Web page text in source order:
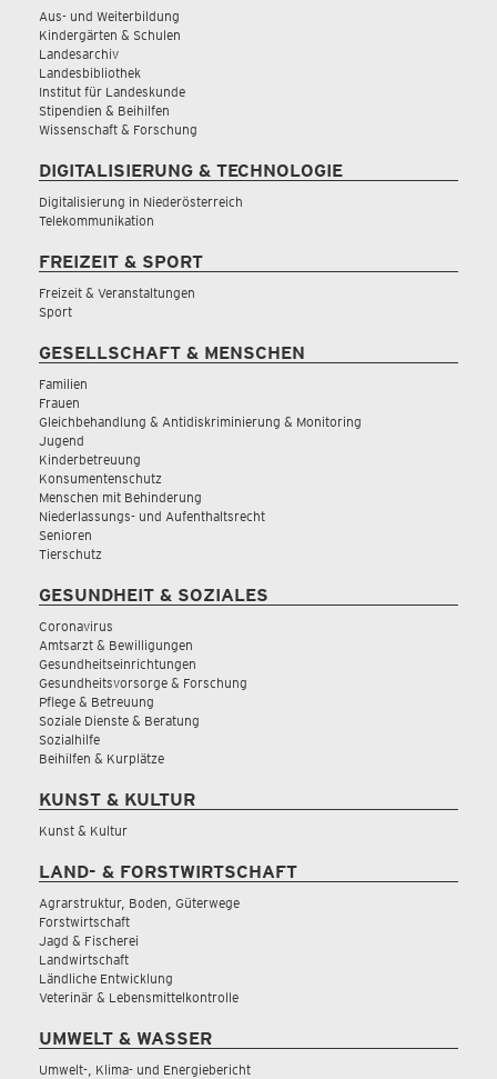
Aus- und Weiterbildung
Kindergärten & Schulen
Landesarchiv
Landesbibliothek
Institut für Landeskunde
Stipendien & Beihilfen
Wissenschaft & Forschung
DIGITALISIERUNG & TECHNOLOGIE
Digitalisierung in Niederösterreich
Telekommunikation
FREIZEIT & SPORT
Freizeit & Veranstaltungen
Sport
GESELLSCHAFT & MENSCHEN
Familien
Frauen
Gleichbehandlung & Antidiskriminierung & Monitoring
Jugend
Kinderbetreuung
Konsumentenschutz
Menschen mit Behinderung
Niederlassungs- und Aufenthaltsrecht
Senioren
Tierschutz
GESUNDHEIT & SOZIALES
Coronavirus
Amtsarzt & Bewilligungen
Gesundheitseinrichtungen
Gesundheitsvorsorge & Forschung
Pflege & Betreuung
Soziale Dienste & Beratung
Sozialhilfe
Beihilfen & Kurplätze
KUNST & KULTUR
Kunst & Kultur
LAND- & FORSTWIRTSCHAFT
Agrarstruktur, Boden, Güterwege
Forstwirtschaft
Jagd & Fischerei
Landwirtschaft
Ländliche Entwicklung
Veterinär & Lebensmittelkontrolle
UMWELT & WASSER
Umwelt-, Klima- und Energiebericht